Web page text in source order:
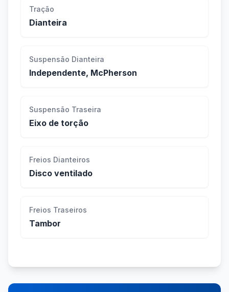
Tração
Dianteira
Suspensão Dianteira
Independente, McPherson
Suspensão Traseira
Eixo de torção
Freios Dianteiros
Disco ventilado
Freios Traseiros
Tambor